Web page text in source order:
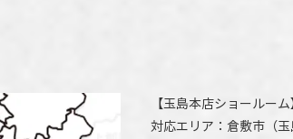
【玉島本店ショールーム
対応エリア： 倉敷市 （